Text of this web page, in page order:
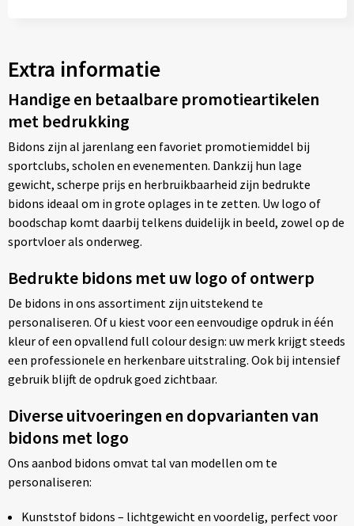
Extra informatie
Handige en betaalbare promotieartikelen
met bedrukking
Bidons zijn al jarenlang een favoriet promotiemiddel bij
sportclubs, scholen en evenementen. Dankzij hun lage
gewicht, scherpe prijs en herbruikbaarheid zijn bedrukte
bidons ideaal om in grote oplages in te zetten. Uw logo of
boodschap komt daarbij telkens duidelijk in beeld, zowel op de
sportvloer als onderweg.
Bedrukte bidons met uw logo of ontwerp
De bidons in ons assortiment zijn uitstekend te
personaliseren. Of u kiest voor een eenvoudige opdruk in één
kleur of een opvallend full colour design: uw merk krijgt steeds
een professionele en herkenbare uitstraling. Ook bij intensief
gebruik blijft de opdruk goed zichtbaar.
Diverse uitvoeringen en dopvarianten van
bidons met logo
Ons aanbod bidons omvat tal van modellen om te
personaliseren:
Kunststof bidons – lichtgewicht en voordelig, perfect voor